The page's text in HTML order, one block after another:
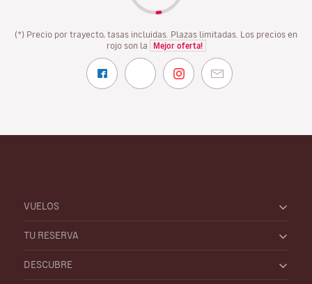
(*) Precio por trayecto, tasas incluidas. Plazas limitadas. Los precios en
rojo son la
Mejor oferta!
VUELOS
TU RESERVA
DESCUBRE